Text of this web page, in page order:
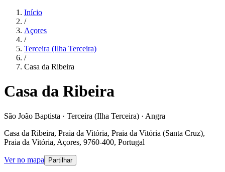
Início
/
Açores
/
Terceira (Ilha Terceira)
/
Casa da Ribeira
Casa da Ribeira
São João Baptista · Terceira (Ilha Terceira) · Angra
Casa da Ribeira, Praia da Vitória, Praia da Vitória (Santa Cruz),
Praia da Vitória, Açores, 9760-400, Portugal
Ver no mapa Partilhar